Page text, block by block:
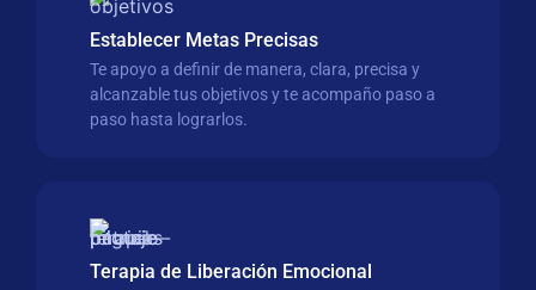
Establecer Metas Precisas
Te apoyo a definir de manera, clara, precisa y
alcanzable tus objetivos y te acompaño paso a
paso hasta lograrlos.
Terapia de Liberación Emocional